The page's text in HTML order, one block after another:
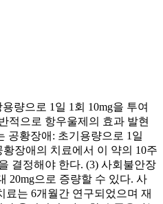
량으로 1일 1회 10mg을 투여
적으로 항우울제의 효과 발현
공황장애: 초기용량으로 1일
장애의 치료에서 이 약의 10주
결정해야 한다. (3) 사회불안장
20mg으로 증량할 수 있다. 사
는 6개월간 연구되었으며 재